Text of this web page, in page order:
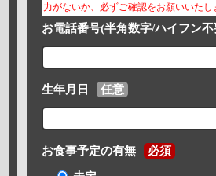
力がないか、必ずご確認をお願いいたし
お電話番号(半角数字/ハイフン不
生年月日 任意
お食事予定の有無 必須